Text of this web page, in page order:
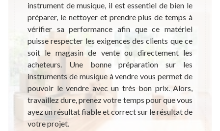
son
coût
en
et
de
des
ou
instrument de musique, il est essentiel de bien le
préparer, le nettoyer et prendre plus de temps à
vérifier sa performance afin que ce matériel
puisse respecter les exigences des clients que ce
soit le magasin de vente ou directement les
acheteurs. Une bonne préparation sur les
instruments de musique à vendre vous permet de
pouvoir le vendre avec un très bon prix. Alors,
travaillez dure, prenez votre temps pour que vous
ayez un résultat fiable et correct sur le résultat de
votre projet.
Tout
afin
et
plus